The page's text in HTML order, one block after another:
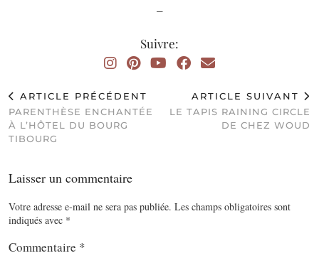
–
Suivre:
ARTICLE PRÉCÉDENT
PARENTHÈSE ENCHANTÉE
À L’HÔTEL DU BOURG
TIBOURG
ARTICLE SUIVANT
LE TAPIS RAINING CIRCLE
DE CHEZ WOUD
Laisser un commentaire
Votre adresse e-mail ne sera pas publiée. Les champs obligatoires sont
indiqués avec *
Commentaire *